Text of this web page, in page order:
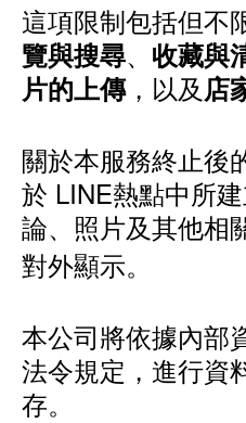
這項限制包括但不
覽與搜尋、 收藏與
片的上傳，以及店
關於本服務終止後
於 LINE熱點中所
論、照片及其他相
對外顯示。
本公司將依據內部
法令規定，進行資
存。